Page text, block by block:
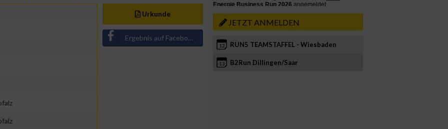
Urkunde
Ergebnis auf Facebook teilen
JETZT ANMELDEN
12 RUN5 TEAMSTAFFEL - Wiesbaden
13 B2Run Dillingen/Saar